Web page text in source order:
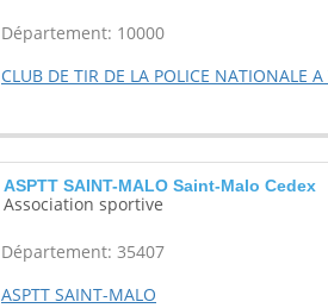
Département: 10000
CLUB DE TIR DE LA POLICE NATIONALE A
ASPTT SAINT-MALO Saint-Malo Cedex
Association sportive
Département: 35407
ASPTT SAINT-MALO